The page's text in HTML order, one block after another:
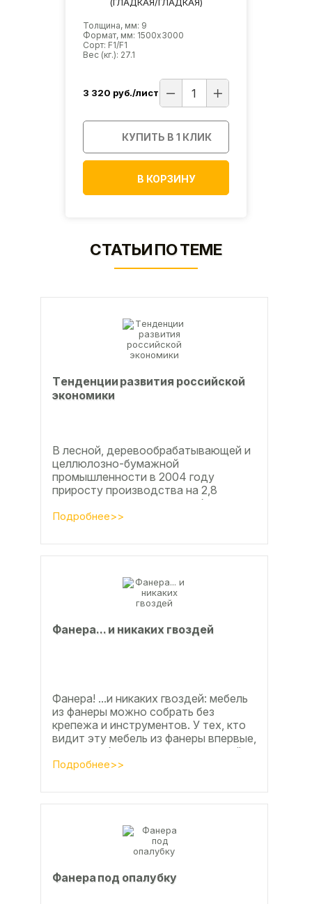
Толщина, мм: 9
Формат, мм: 1500х3000
Сорт: F1/F1
Вес (кг.): 27.1
3 320 руб./лист
КУПИТЬ В 1 КЛИК
В КОРЗИНУ
СТАТЬИ ПО ТЕМЕ
Тeндeнции paзвития poccийcкoй
экoнoмики
В лесной, деревообрабатывающей и
целлюлозно-бумажной
промышленности в 2004 году
приросту производства на 2,8
процента во многом способствовали
развитие тех подотраслей,
Подробнее>>
Фанерa... и никaкиx гвoздeй
Фанера! ...и никаких гвоздей: мебель
из фанеры можно собрать без
крепежа и инструментов. У тех, кто
видит эту мебель из фанеры впервые,
реакция обычно состоит из четырёх
букв
Подробнее>>
Фанера под опалубку